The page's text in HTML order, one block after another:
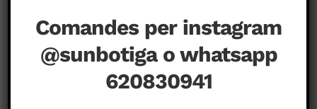
Comandes per instagram
@sunbotiga o whatsapp
620830941